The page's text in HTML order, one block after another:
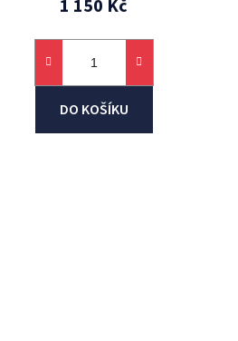
1 150 Kč
DO KOŠÍKU